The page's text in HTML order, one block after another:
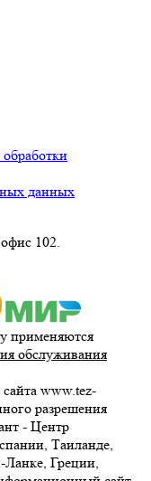
данных
102.
применяются
обслуживания
www.tez-
разрешения
- Центр
Таиланде,
Греции,